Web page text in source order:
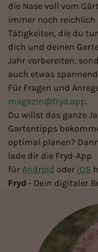
die Nase voll vom
immer noch
Tätigkeiten, die du
dich und deinen
Jahr vorbereiten,
auch etwas
Für Fragen und
magazin@fryd.app.
Du willst das ganze
Gartentipps
optimal planen?
lade dir die Fryd-App
fürAndroid oder iOS
Fryd - Dein digitaler